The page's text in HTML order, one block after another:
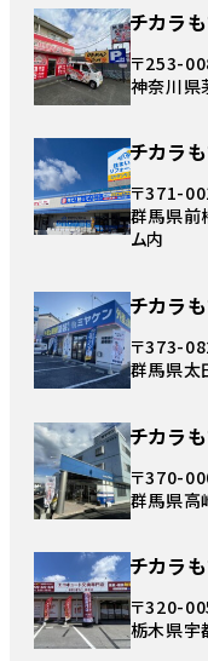
チカラ
〒253-
神奈川県
チカラ
〒371-
群馬県前
ム内
チカラ
〒373-
群馬県太
チカラ
〒370-
群馬県
チカラ
〒320-
栃木県宇